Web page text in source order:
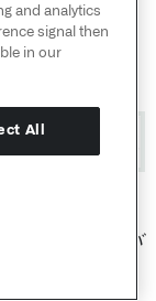
feedback
るアクション
、アクションバ
and analytics
signal then
in our
All